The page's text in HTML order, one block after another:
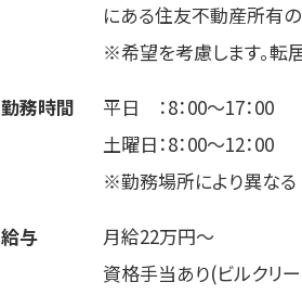
にある住友不動産所有の
※希望を考慮します。転
勤務時間
平日 ：8：00～17：00
土曜日：8：00～12：00
※勤務場所により異なる
給与
月給22万円～
資格手当あり(ビルクリ